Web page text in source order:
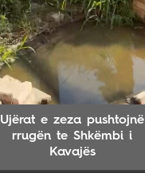
Ujërat e zeza pushtojnë
rrugën te Shkëmbi i
Kavajës